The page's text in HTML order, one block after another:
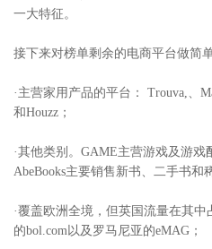
一大特征。
接下来对榜单剩余的电商平台做简
·主营家用产品的平台： Trouva,、
和Houzz；
·其他类别。GAME主营游戏及游戏
AbeBooks主要销售新书、二手书和
·覆盖欧洲全境，但英国流量在其
的bol.com以及罗马尼亚的eMAG；